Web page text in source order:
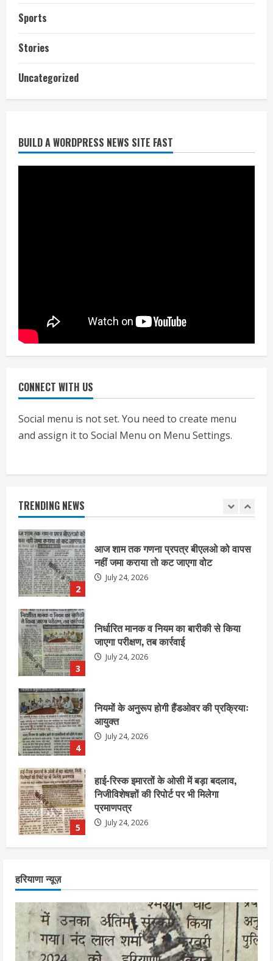
Sports
Stories
Uncategorized
BUILD A WORDPRESS NEWS SITE FAST
CONNECT WITH US
Social menu is not set. You need to create menu
and assign it to Social Menu on Menu Settings.
TRENDING NEWS
July 24, 2026
निर्धारित मानक व नियम का बारीकी से किया
जाएगा परीक्षण, तब कार्रवाई
निजीविशेषज्ञों की रिपोर्ट पर भी मिलेगा
प्रमाणपत्र
July 24, 2026
1
एचईआरसी के अध्यक्ष नंद लाल का निधन
2
3
निर्धारित मानक व नियम का बारीकी से किया
जाएगा परीक्षण, तब कार्रवाई
July 24, 2026
4
नियमों के अनुरूप होगी हैंडओवर की प्रक्रियाः
आयुक्त
July 24, 2026
5
हाई-रिस्क इमारतों के ओसी में बड़ा बदलाव,
निजीविशेषज्ञों की रिपोर्ट पर भी मिलेगा
प्रमाणपत्र
July 24, 2026
1
एचईआरसी के अध्यक्ष नंद लाल का निधन
July 24, 2026
निर्धारित मानक व नियम का बारीकी से किया
हरियाणा न्यूज़